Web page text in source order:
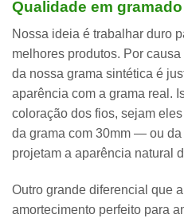
Qualidade em
Nossa ideia é trabalhar duro
melhores produtos. Por
da nossa grama sintética é
aparência com a grama real .
coloração dos fios, sejam
da grama com 30mm — ou
projetam a aparência natural
Outro grande diferencial que
amortecimento perfeito para